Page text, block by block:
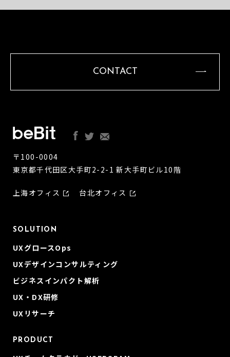
CONTACT
〒100-0004
東京都千代田区大手町2-2-1 新大手町ビル10階
上海オフィス 台北オフィス
SOLUTION
UXグロースOps
UXデザインコンサルティング
ビジネスインパクト解析
UX・DX研修
UXリサーチ
PRODUCT